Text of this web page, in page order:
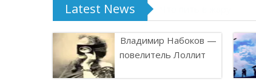
Latest News
Владимир Набоков —
повелитель Лоллит